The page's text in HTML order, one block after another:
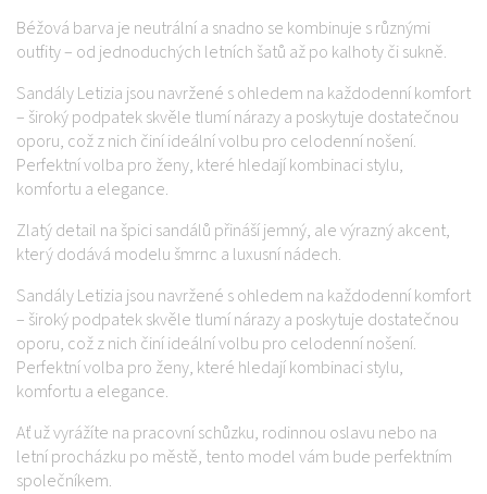
Béžová barva je neutrální a snadno se kombinuje s různými
outfity – od jednoduchých letních šatů až po kalhoty či sukně.
Sandály Letizia jsou navržené s ohledem na každodenní komfort
– široký podpatek skvěle tlumí nárazy a poskytuje dostatečnou
oporu, což z nich činí ideální volbu pro celodenní nošení.
Perfektní volba pro ženy, které hledají kombinaci stylu,
komfortu a elegance.
Zlatý detail na špici sandálů přináší jemný, ale výrazný akcent,
který dodává modelu šmrnc a luxusní nádech.
Sandály Letizia jsou navržené s ohledem na každodenní komfort
– široký podpatek skvěle tlumí nárazy a poskytuje dostatečnou
oporu, což z nich činí ideální volbu pro celodenní nošení.
Perfektní volba pro ženy, které hledají kombinaci stylu,
komfortu a elegance.
Ať už vyrážíte na pracovní schůzku, rodinnou oslavu nebo na
letní procházku po městě, tento model vám bude perfektním
společníkem.